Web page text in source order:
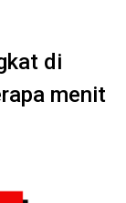
di
menit